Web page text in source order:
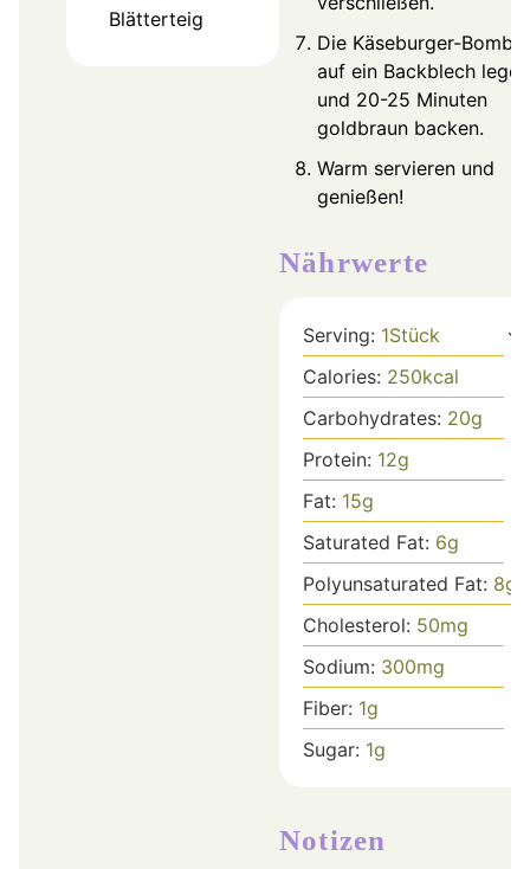
Blätterteig
Die Käseburger-
auf ein Backblech legen
und 20-25 Minuten
goldbraun backen.
Warm servieren und
genießen!
Nährwerte
Serving: 1Stück
Calories: 250kcal
Carbohydrates: 20g
Protein: 12g
Fat: 15g
Saturated Fat: 6g
Polyunsaturated Fat: 8g
Cholesterol: 50mg
Sodium: 300mg
Fiber: 1g
Sugar: 1g
Notizen